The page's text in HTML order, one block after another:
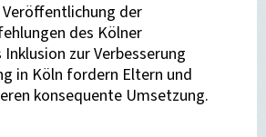
Veröffentlichung der
des Kölner
zur Verbesserung
in Köln fordern Eltern und
konsequente Umsetzung.